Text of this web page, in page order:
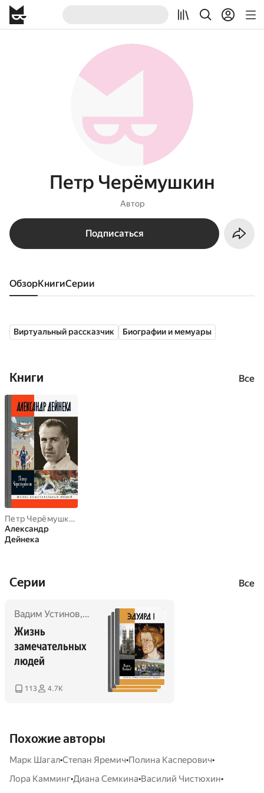
Петр Черёмушкин
Автор
Подписаться
Обзор книги серии
Виртуальный рассказчик Биографии и мемуары
Книги Все
Петр Черёмушкин
Александр
Дейнека
Cерии Все
Вадим Устинов, Марк Кушниров
Жизнь
замечательных
людей
113 4.7K
Похожие авторы
Марк Шагал•Степан Яремич•Полина Касперович•
Лора Камминг•Диана Семкина•Василий Чистюхин•